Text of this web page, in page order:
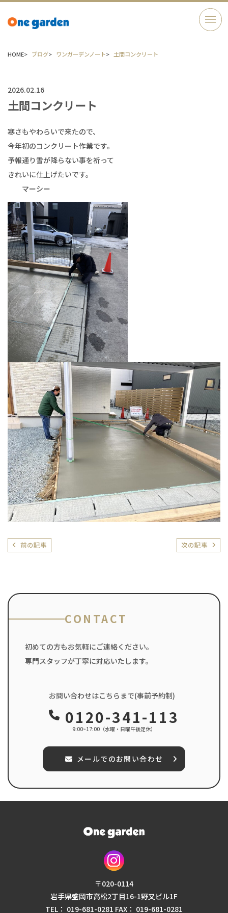
HOME ブログ ワンガーデンノート 土間コンクリート
2026.02.16
土間コンクリート
寒さもやわらいで来たので、
今年初のコンクリート作業です。
予報通り雪が降らない事を祈って
きれいに仕上げたいです。
マーシー
前の記事 次の記事
CONTACT
初めての方もお気軽にご連絡ください。
専門スタッフが丁寧に対応いたします。
お問い合わせはこちらまで(事前予約制)
0120-341-113
9:00~17:00（水曜・日曜午後定休）
メールでのお問い合わせ
〒020-0114
岩⼿県盛岡市⾼松2丁⽬16-1野⼜ビル1F
TEL： 019-681-0281 FAX： 019-681-0281